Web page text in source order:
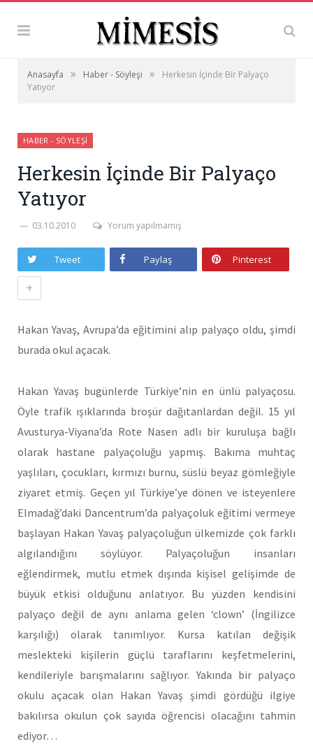
Anasayfa » Haber - Söyleşi »
Herkesin İçinde Bir Palyaço
Yatıyor
HABER - SÖYLEŞI
Herkesin İçinde Bir Palyaço
Yatıyor
03.10.2010 Yorum yapılmamış
Tweet Paylaş Pinterest
+
Hakan Yavaş, Avrupa’da eğitimini alıp palyaço oldu, şimdi
burada okul açacak.
Hakan Yavaş bugünlerde Türkiye’nin en ünlü palyaçosu.
Öyle trafik ışıklarında broşür dağıtanlardan değil. 15 yıl
Avusturya-Viyana’da Rote Nasen adlı bir kuruluşa bağlı
olarak hastane palyaçoluğu yapmış. Bakıma muhtaç
yaşlıları, çocukları, kırmızı burnu, süslü beyaz gömleğiyle
ziyaret etmiş. Geçen yıl Türkiye’ye dönen ve isteyenlere
Elmadağ’daki Dancentrum’da palyaçoluk eğitimi vermeye
başlayan Hakan Yavaş palyaçoluğun ülkemizde çok farklı
algılandığını söylüyor. Palyaçoluğun insanları
eğlendirmek, mutlu etmek dışında kişisel gelişimde de
büyük etkisi olduğunu anlatıyor. Bu yüzden kendisini
palyaço değil de aynı anlama gelen ‘clown’ (İngilizce
karşılığı) olarak tanımlıyor. Kursa katılan değişik
meslekteki kişilerin güçlü taraflarını keşfetmelerini,
kendileriyle barışmalarını sağlıyor. Yakında bir palyaço
okulu açacak olan Hakan Yavaş şimdi gördüğü ilgiye
bakılırsa okulun çok sayıda öğrencisi olacağını tahmin
ediyor…